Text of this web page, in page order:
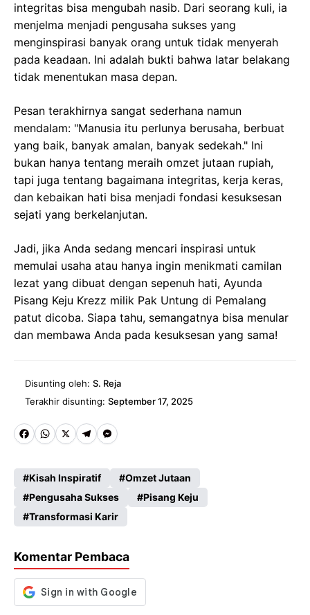
integritas bisa mengubah nasib. Dari seorang kuli, ia
menjelma menjadi pengusaha sukses yang
menginspirasi banyak orang untuk tidak menyerah
pada keadaan. Ini adalah bukti bahwa latar belakang
tidak menentukan masa depan.
Pesan terakhirnya sangat sederhana namun
mendalam: "Manusia itu perlunya berusaha, berbuat
yang baik, banyak amalan, banyak sedekah." Ini
bukan hanya tentang meraih omzet jutaan rupiah,
tapi juga tentang bagaimana integritas, kerja keras,
dan kebaikan hati bisa menjadi fondasi kesuksesan
sejati yang berkelanjutan.
Jadi, jika Anda sedang mencari inspirasi untuk
memulai usaha atau hanya ingin menikmati camilan
lezat yang dibuat dengan sepenuh hati, Ayunda
Pisang Keju Krezz milik Pak Untung di Pemalang
patut dicoba. Siapa tahu, semangatnya bisa menular
dan membawa Anda pada kesuksesan yang sama!
Disunting oleh: S. Reja
Terakhir disunting: September 17, 2025
Fa
b
o
o
k
W
ts
A
p
X
Te
gr
a
m
M
se
n
g
er
Kisah Inspiratif
Omzet Jutaan
Pengusaha Sukses
Pisang Keju
Transformasi Karir
Komentar Pembaca